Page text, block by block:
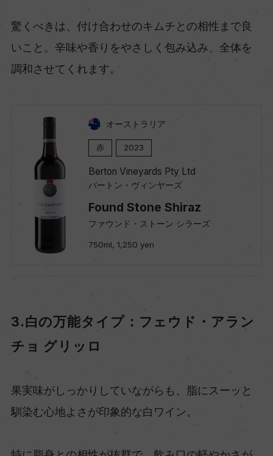
驚くべきは、付け合わせのキムチとの相性まで良
いこと。辛味や香りをやさしく包み込み、全体を
調和させてくれます。
オーストラリア
赤 2023
Berton Vineyards Pty Ltd
バートン・ヴィンヤーズ
Found Stone Shiraz
ファウンド・ストーン シラーズ
750ml, 1,250 yen
3.白の万能タイプ：フェウド・アラン
チョ グリッロ
果実味がしっかりしていながらも、脂にスーッと
馴染む心地よさが印象的な白ワイン。